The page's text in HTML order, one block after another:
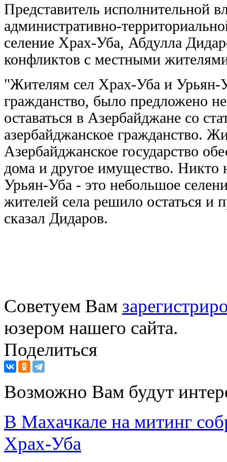
Представитель исполнительной
административно-
селение Храх-Уба, Абдулла
конфликтов с местными
"Жителям сел Храх-Уба и Урьян-
гражданство, было предложено
оставаться в Азербайджане со
азербайджанское гражданство.
Азербайджанское государство
дома и другое имущество. Никто
Урьян-Уба - это небольшое
жителей села решило остаться и
сказал Дидаров.
Советуем Вам
юзером нашего сайта.
Поделиться
Возможно Вам будут
В Махачкале на митинг
Храх-Уба